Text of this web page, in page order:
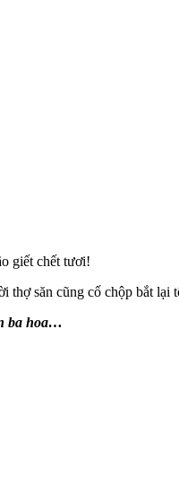
giết chết tươi!
săn cũng cố chộp bắt
ba hoa…